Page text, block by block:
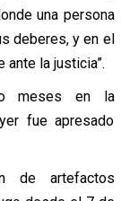
una persona
deberes, y en el
la justicia”.
meses en la
fue apresado
de artefactos